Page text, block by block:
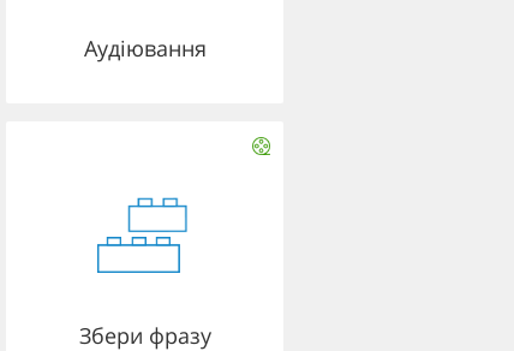
Аудіювання
Збери фразу